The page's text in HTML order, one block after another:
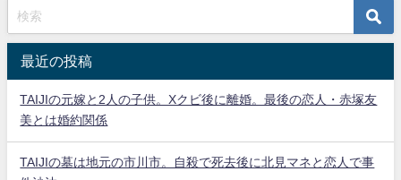
最近の投稿
TAIJIの元嫁と2人の子供。Xクビ後に離婚。最後の恋人・赤塚友
美とは婚約関係
TAIJIの墓は地元の市川市。自殺で死去後に北見マネと恋人で事